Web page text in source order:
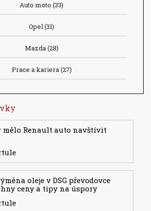
Auto moto (33)
Opel(31)
Mazda(28)
Prace a kariera(27)
mělo Renault auto navštívit
oleje v DSG převodovce
ceny a tipy na úspory